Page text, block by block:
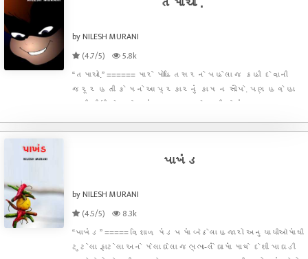
તમાચો .
by NILESH MURANI
(4.7/5)
5.8k
“તમાચો.” ====== મારે મોહિતસરને પહેલા જ કહી દેવાની
જરૂર હતી કે મને આ પ્રકારનું કામ ન સોંપે. પણ હવે હા
પાડી દીધી એટલે કશું જ ન થાય. એન.જી.ઓ.માં મારુ મુખ્ય
શું? એક બાળકનું કાઉન્સેલિંગ? મેં ક્યારેય નહોત
પાખંડ
by NILESH MURANI
(4.5/5)
8.3k
“પાખંડ” ===== વિશાળ મંડપમાં બેઠેલા હજારો અનુયાયીઓમાંથી
ટુટેલા ફાટેલા અને મેલાઘેલા જભ્ભા-લેંઘામાં માથે દેશી પાઘડી